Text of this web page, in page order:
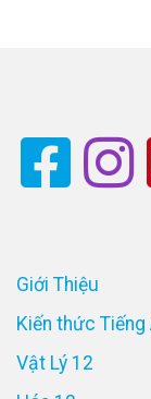
Giới Thiệu
Kiến thức Tiếng
Vật Lý 12